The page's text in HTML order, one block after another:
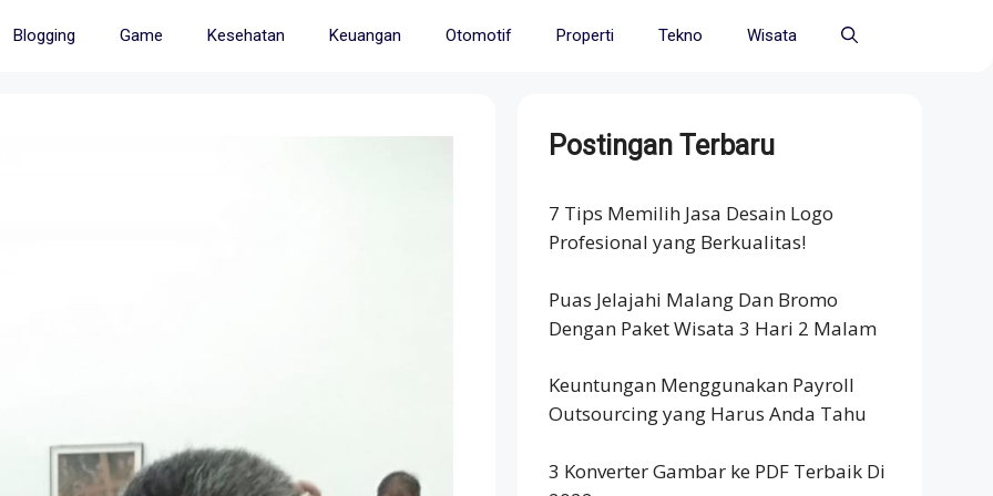
Blogging Game Kesehatan Keuangan Otomotif Properti Tekno Wisata
Postingan Terbaru
7 Tips Memilih Jasa Desain Logo
Profesional yang Berkualitas!
Puas Jelajahi Malang Dan Bromo
Dengan Paket Wisata 3 Hari 2 Malam
Keuntungan Menggunakan Payroll
Outsourcing yang Harus Anda Tahu
3 Konverter Gambar ke PDF Terbaik Di